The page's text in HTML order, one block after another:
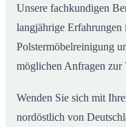
Unsere fachkundigen
langjährige Erfahrungen
Polstermöbelreinigung
möglichen Anfragen zur
Wenden Sie sich mit
nordöstlich von